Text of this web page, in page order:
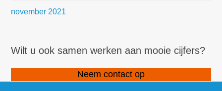
november 2021
Wilt u ook samen werken aan mooie cijfers?
Neem contact op